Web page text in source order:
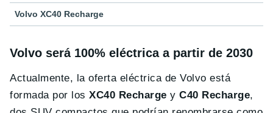
Volvo XC40 Recharge
Volvo será 100% eléctrica a partir de 2030
Actualmente, la oferta eléctrica de Volvo está
formada por losXC40 Recharge y C40 Recharge,